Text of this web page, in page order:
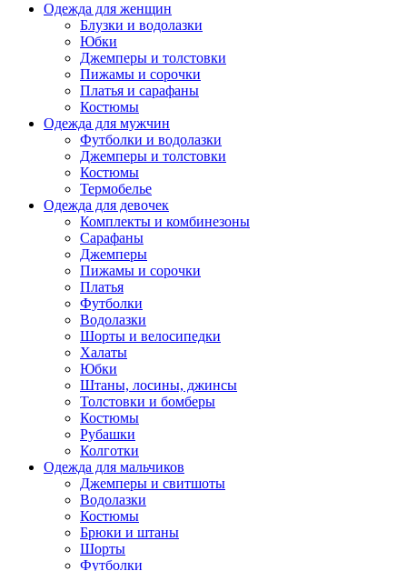
Одежда для женщин
Блузки и водолазки
Юбки
Джемперы и толстовки
Пижамы и сорочки
Платья и сарафаны
Костюмы
Одежда для мужчин
Футболки и водолазки
Джемперы и толстовки
Костюмы
Термобелье
Одежда для девочек
Комплекты и комбинезоны
Сарафаны
Джемперы
Пижамы и сорочки
Платья
Футболки
Водолазки
Шорты и велосипедки
Халаты
Юбки
Штаны, лосины, джинсы
Толстовки и бомберы
Костюмы
Рубашки
Колготки
Одежда для мальчиков
Джемперы и свитшоты
Водолазки
Костюмы
Брюки и штаны
Шорты
Футболки